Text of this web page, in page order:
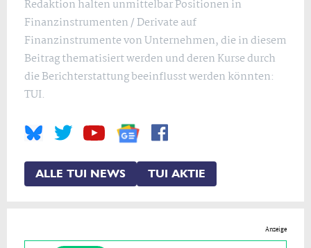
Redaktion halten unmittelbar Positionen in
Finanzinstrumenten / Derivate auf
Finanzinstrumente von Unternehmen, die in diesem
Beitrag thematisiert werden und deren Kurse durch
die Berichterstattung beeinflusst werden könnten:
TUI.
ALLE TUI NEWS TUI AKTIE
Anzeige